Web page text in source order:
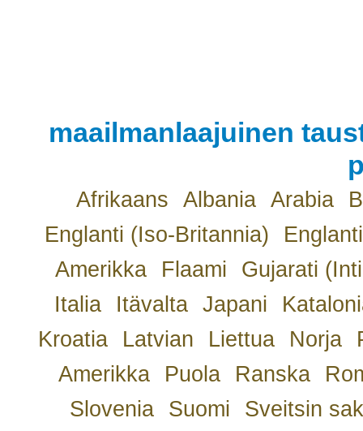
maailmanlaajuinen
Afrikaans Albania Arabia
Englanti (Iso-Britannia)
Amerikka
Flaami
Gujarati
Italia
Itävalta Japani
Kroatia
Latvian Liettua Norja
Amerikka
Puola Ranska
Slovenia
Suomi
Sveitsin